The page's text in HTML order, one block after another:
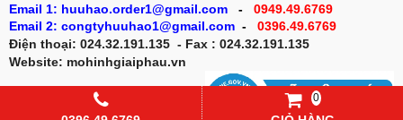
Email 1: huuhao.order1@gmail.com
-
0949.49.6769
Email 2: congtyhuuhao1@gmail.com -
0396.49.6769
Điện thoại: 024.32.191.135 - Fax : 024.32.191.135
Website: mohinhgiaiphau.vn
0